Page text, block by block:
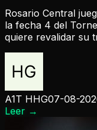
Rosario Central
la fecha 4 del
quiere revalidar su
A1T HHG07-08-
Leer →